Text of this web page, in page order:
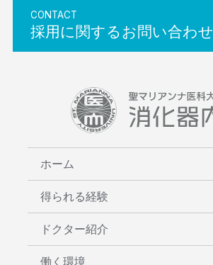
CONTACT
採用に関するお問い合わせ
ホーム
得られる経験
ドクター紹介
働く環境